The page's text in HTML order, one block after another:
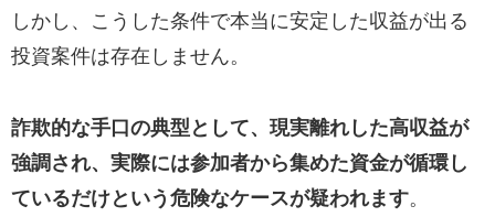
しかし、こうした条件で本当に安定した収益が出る
投資案件は存在しません。
詐欺的な手口の典型として、現実離れした高収益が
強調され、実際には参加者から集めた資金が循環し
ているだけという危険なケースが疑われます